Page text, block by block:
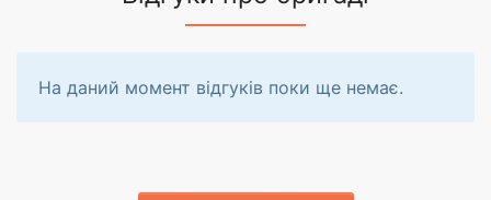
На даний момент відгуків поки ще немає.